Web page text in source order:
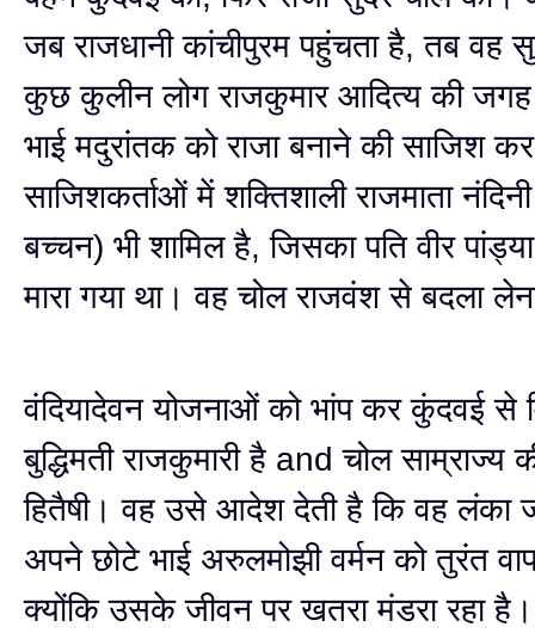
जब राजधानी कांचीपुरम पहुंचता है, तब वह
कुछ कुलीन लोग राजकुमार आदित्य की
भाई मदुरांतक को राजा बनाने की साजिश
साजिशकर्ताओं में शक्तिशाली राजमाता नंदिनी
बच्चन) भी शामिल है, जिसका पति वीर
मारा गया था। वह चोल राजवंश से बदला
वंदियादेवन योजनाओं को भांप कर कुंदवई से
बुद्धिमती राजकुमारी है and चोल साम्राज्य
हितैषी। वह उसे आदेश देती है कि वह लंका
अपने छोटे भाई अरुलमोझी वर्मन को तुरंत
क्योंकि उसके जीवन पर खतरा मंडरा रहा